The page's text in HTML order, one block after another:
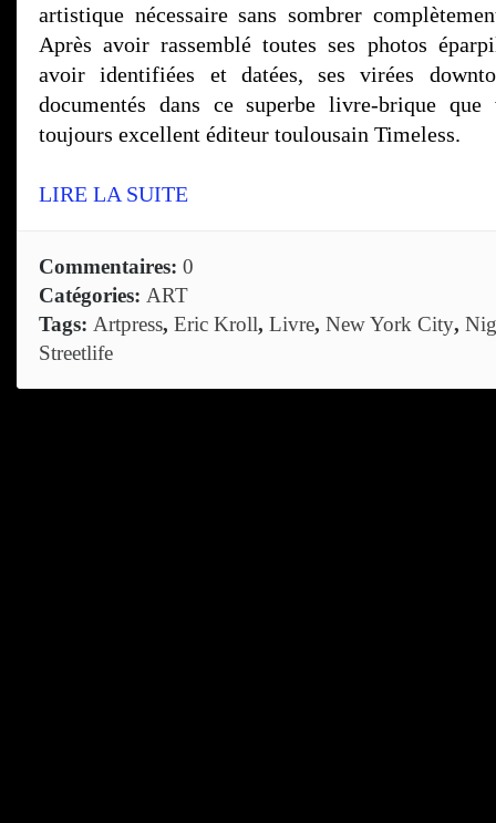
artistique nécessaire sans sombrer
Après avoir rassemblé toutes ses photos
avoir identifiées et datées, ses virées
documentés dans ce superbe livre-brique
toujours excellent éditeur toulousain Timeless.
LIRE LA SUITE
Commentaires: 0
Catégories: ART
Tags: Artpress, Eric Kroll, Livre, New York City,
Streetlife